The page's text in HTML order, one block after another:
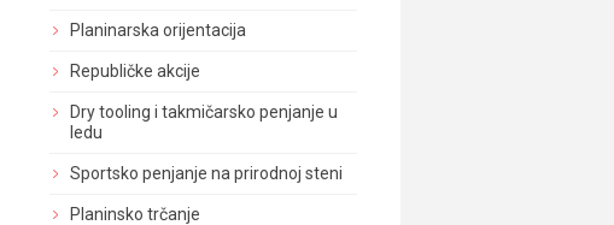
Planinarska orijentacija
Republičke akcije
Dry tooling i takmičarsko penjanje u
ledu
Sportsko penjanje na prirodnoj steni
Planinsko trčanje